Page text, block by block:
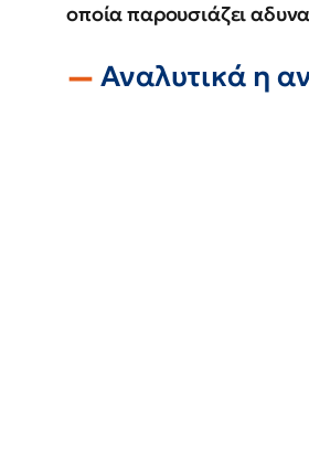
οποία παρουσιάζει
Αναλυτικά η